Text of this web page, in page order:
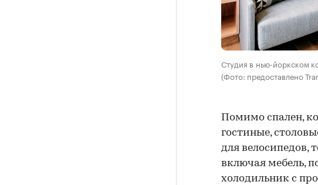
Студия в нью-йоркском
(Фото: предоставлено
Помимо спален,
гостиные,
для велосипедов,
включая мебель,
холодильник с